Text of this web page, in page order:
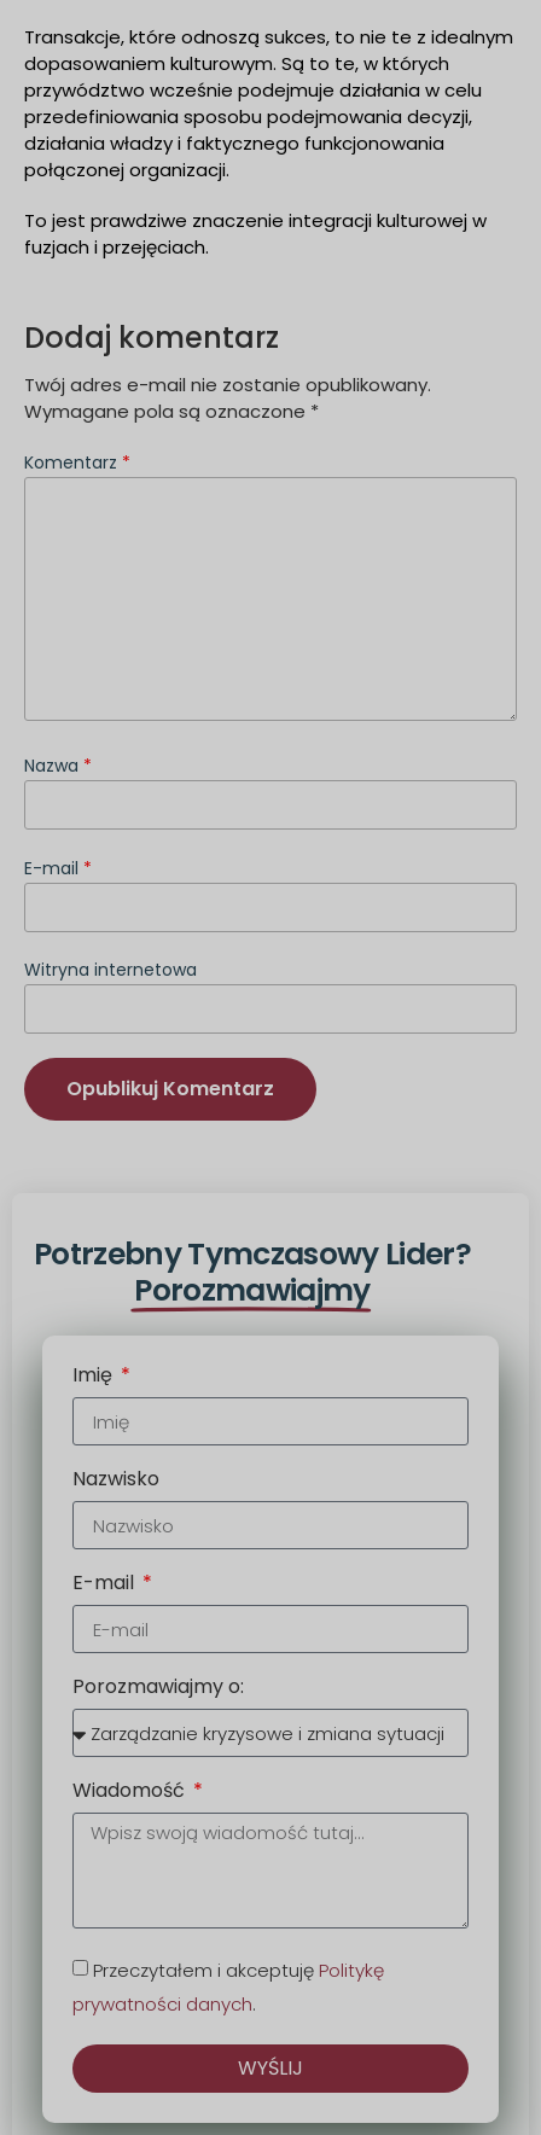
Transakcje, które odnoszą sukces, to nie te z idealnym
dopasowaniem kulturowym. Są to te, w których
przywództwo wcześnie podejmuje działania w celu
przedefiniowania sposobu podejmowania decyzji,
działania władzy i faktycznego funkcjonowania
połączonej organizacji.
To jest prawdziwe znaczenie integracji kulturowej w
fuzjach i przejęciach.
Dodaj komentarz
Twój adres e-mail nie zostanie opublikowany.
Wymagane pola są oznaczone *
Komentarz *
Nazwa *
E-mail *
Witryna internetowa
Potrzebny Tymczasowy Lider?
Porozmawiajmy
Imię
Nazwisko
E-mail
Porozmawiajmy o:
Wiadomość
Przeczytałem i akceptuję Politykę
prywatności danych.
WYŚLIJ